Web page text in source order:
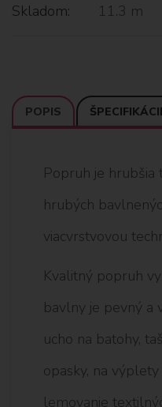
Skladom: 11.3 m
POPIS
Popruh je hrubšia
hrubých
viacvrstvovou
Kvalitný popruh
bavlny je pevný a
ucho na batohy,
opasky, na
lemovanie